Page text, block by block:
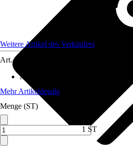
Weitere Artikel des Verkäufers
Art.-Nr.
Maße (BxHxT)
Mehr Artikeldetails
Menge (ST)
1 ST